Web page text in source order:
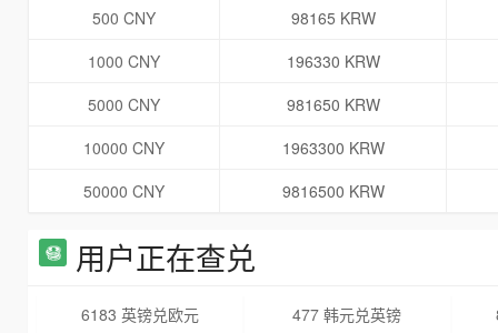
500 CNY
98165 KRW
1000 CNY
196330 KRW
5000 CNY
981650 KRW
10000 CNY
1963300 KRW
50000 CNY
9816500 KRW
用户正在查兑
6183 英镑兑欧元 477 韩元兑英镑